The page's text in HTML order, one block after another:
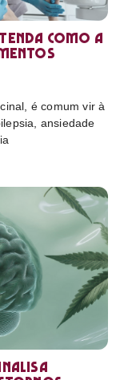
como a
é comum vir à
ansiedade